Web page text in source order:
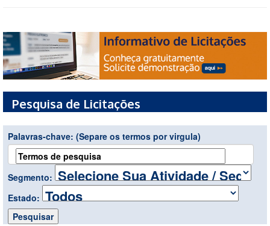
Pesquisa de Licitações
Palavras-chave: (Separe os termos por virgula)
Segmento:
Estado: